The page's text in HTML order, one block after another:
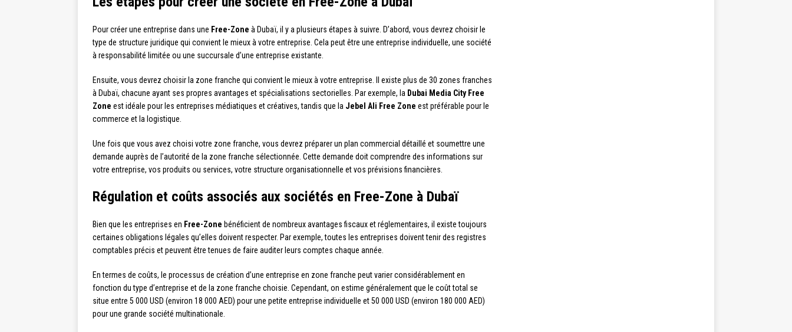
Pour créer une entreprise dans une Free-Zone à Dubaï, il y a plusieurs étapes à suivre. D’abord, vous devrez choisir le
type de structure juridique qui convient le mieux à votre entreprise. Cela peut être une entreprise individuelle, une société
à responsabilité limitée ou une succursale d’une entreprise existante.
Ensuite, vous devrez choisir la zone franche qui convient le mieux à votre entreprise. Il existe plus de 30 zones franches
à Dubaï, chacune ayant ses propres avantages et spécialisations sectorielles. Par exemple, la Dubai Media City Free
Zone est idéale pour les entreprises médiatiques et créatives, tandis que la Jebel Ali Free Zone est préférable pour le
commerce et la logistique.
Une fois que vous avez choisi votre zone franche, vous devrez préparer un plan commercial détaillé et soumettre une
demande auprès de l’autorité de la zone franche sélectionnée. Cette demande doit comprendre des informations sur
votre entreprise, vos produits ou services, votre structure organisationnelle et vos prévisions financières.
Régulation et coûts associés aux sociétés en Free-Zone à Dubaï
Bien que les entreprises en Free-Zone bénéficient de nombreux avantages fiscaux et réglementaires, il existe toujours
certaines obligations légales qu’elles doivent respecter. Par exemple, toutes les entreprises doivent tenir des registres
comptables précis et peuvent être tenues de faire auditer leurs comptes chaque année.
En termes de coûts, le processus de création d’une entreprise en zone franche peut varier considérablement en
fonction du type d’entreprise et de la zone franche choisie. Cependant, on estime généralement que le coût total se
situe entre 5 000 USD (environ 18 000 AED) pour une petite entreprise individuelle et 50 000 USD (environ 180 000 AED)
pour une grande société multinationale.